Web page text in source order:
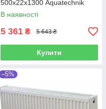
500х22х1300 Aquatechnik
В наявності
5 361 ₴ 5 643 ₴
Купити
–5%